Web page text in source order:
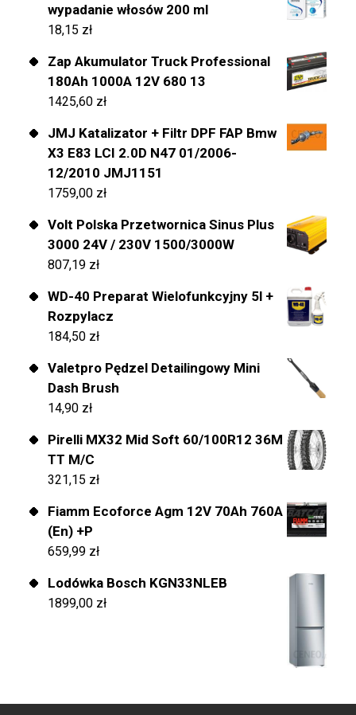
wypadanie włosów 200 ml
18,15 zł
Zap Akumulator Truck Professional
180Ah 1000A 12V 680 13
1425,60 zł
JMJ Katalizator + Filtr DPF FAP Bmw
X3 E83 LCI 2.0D N47 01/2006-
12/2010 JMJ1151
1759,00 zł
Volt Polska Przetwornica Sinus Plus
3000 24V / 230V 1500/3000W
807,19 zł
WD-40 Preparat Wielofunkcyjny 5l +
Rozpylacz
184,50 zł
Valetpro Pędzel Detailingowy Mini
Dash Brush
14,90 zł
Pirelli MX32 Mid Soft 60/100R12 36M
TT M/C
321,15 zł
Fiamm Ecoforce Agm 12V 70Ah 760A
(En) +P
659,99 zł
Lodówka Bosch KGN33NLEB
1899,00 zł